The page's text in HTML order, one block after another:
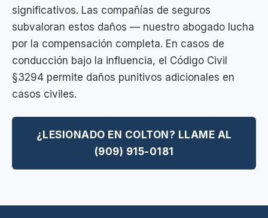
significativos. Las compañías de seguros
subvaloran estos daños — nuestro abogado lucha
por la compensación completa. En casos de
conducción bajo la influencia, el Código Civil
§3294 permite daños punitivos adicionales en
casos civiles.
¿LESIONADO EN COLTON? LLAME AL
(909) 915-0181